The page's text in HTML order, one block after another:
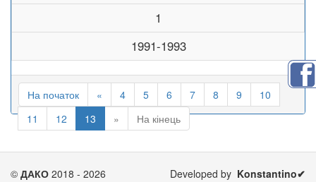
1
1991-1993
На початок « 4 5 6 7 8 9
10
11
12 13 » На кінець
© ДАКО 2018 - 2026 Developed by Konstantino✔